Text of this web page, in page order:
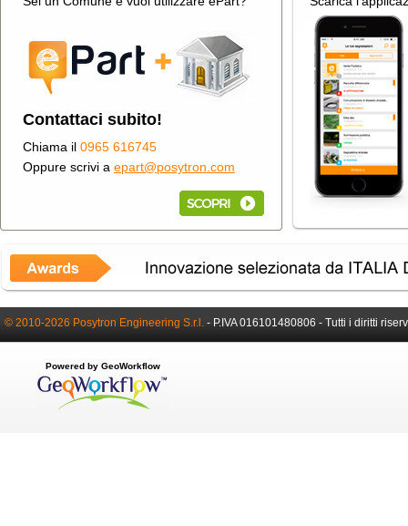
Contattaci subito!
Chiama il 0965 616745
Oppure scrivi a epart@posytron.com
© 2010-2026 Posytron Engineering S.r.l. - P.IVA 016101480806 - Tutti i diritti
Powered by GeoWorkflow